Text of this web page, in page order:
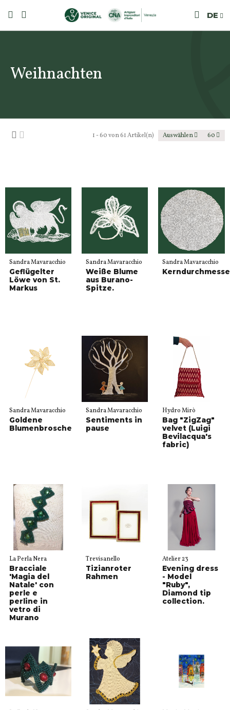
DE
Weihnachten
1 - 60 von 61 Artikel(n) Auswählen 60
Sandra Mavaracchio
Geflügelter
Löwe von St.
Markus
Sandra Mavaracchio
Weiße Blume
aus Burano-
Spitze.
Sandra Mavaracchio
Sandra Mavaracchio
Goldene
Blumenbrosche
Sandra Mavaracchio
Sentiments in
pause
Hydro Mirò
Bag "ZigZag"
velvet (Luigi
Bevilacqua's
fabric)
La Perla Nera
Bracciale
'Magia del
Natale' con
perle e
perline in
vetro di
Murano
Trevisanello
Tizianroter
Rahmen
Atelier 23
Evening dress
- Model
"Ruby",
Diamond tip
collection.